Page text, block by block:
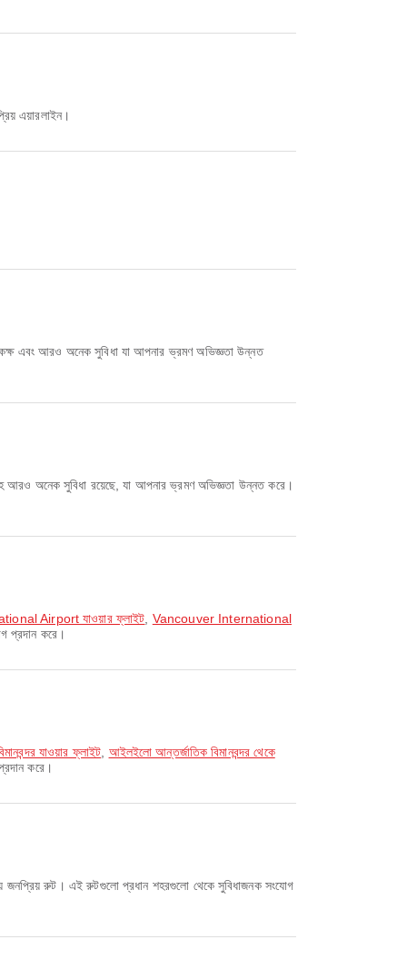
এয়ারলাইন।
কক্ষ এবং আরও অনেক সুবিধা যা আপনার ভ্রমণ অভিজ্ঞতা উন্নত
আরও অনেক সুবিধা রয়েছে, যা আপনার ভ্রমণ অভিজ্ঞতা উন্নত করে।
Airport যাওয়ার ফ্লাইট Vancouver International
প্রদান করে।
যাওয়ার ফ্লাইট আইলইলো আন্তর্জাতিক বিমানবন্দর থেকে
করে।
জনপ্রিয় রুট। এই রুটগুলো প্রধান শহরগুলো থেকে সুবিধাজনক সংযোগ